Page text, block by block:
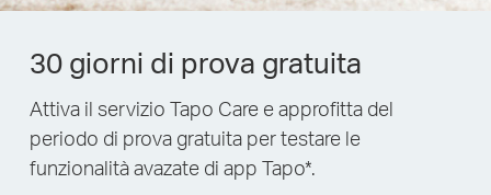
30 giorni di prova gratuita
Attiva il servizio Tapo Care e approfitta del
periodo di prova gratuita per testare le
funzionalità avazate di app Tapo*.